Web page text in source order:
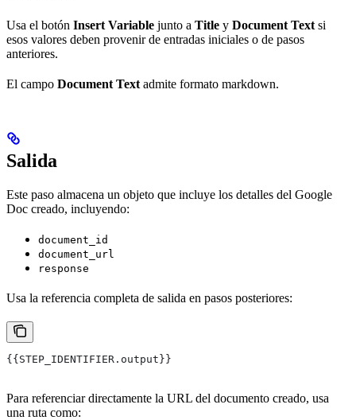
Usa el botón Insert Variable junto a Title y Document Text si
esos valores deben provenir de entradas iniciales o de pasos
anteriores.
El campo Document Text admite formato markdown.
Salida
Este paso almacena un objeto que incluye los detalles del Google
Doc creado, incluyendo:
document_id
document_url
response
Usa la referencia completa de salida en pasos posteriores:
{{STEP_IDENTIFIER.output}}
Para referenciar directamente la URL del documento creado, usa
una ruta como: